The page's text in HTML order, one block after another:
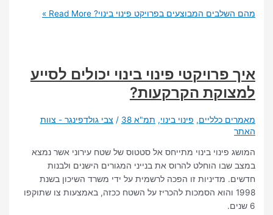
המבוצעים בפרויקט פינוי בינוי?
פינוי בינוי יכולים לסייע
הקרקעות?
כלליים,פינוי בינוי, תמ"א 38 /צבי גולדפינגר - צוות
בינוי מתייחס אל סטטוס של שטח עירוני אשר נמצא
הוחלט להרוס את בנייני המגורים הישנים ולבנות
מדיניות זו הפכה לרשמית על ידי משרד השיכון בשנת
והוא הסמכות להכריז על השטח ככזה, באמצעות צו שתוקפו